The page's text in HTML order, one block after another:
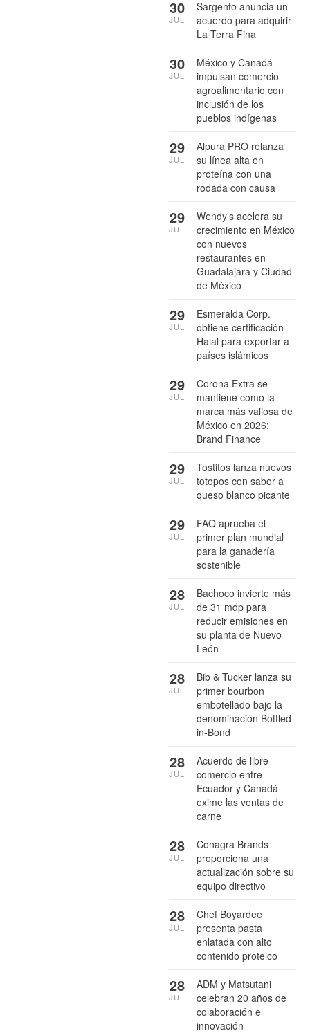
Sargento anuncia un
acuerdo para adquirir
La Terra Fina
30
JUL
México y Canadá
impulsan comercio
agroalimentario con
inclusión de los
pueblos indígenas
30
JUL
Alpura PRO relanza
su línea alta en
proteína con una
rodada con causa
29
JUL
Wendy’s acelera su
crecimiento en México
con nuevos
restaurantes en
Guadalajara y Ciudad
de México
29
JUL
Esmeralda Corp.
obtiene certificación
Halal para exportar a
países islámicos
29
JUL
Corona Extra se
mantiene como la
marca más valiosa de
México en 2026:
Brand Finance
29
JUL
Tostitos lanza nuevos
totopos con sabor a
queso blanco picante
29
JUL
FAO aprueba el
primer plan mundial
para la ganadería
sostenible
29
JUL
Bachoco invierte más
de 31 mdp para
reducir emisiones en
su planta de Nuevo
León
28
JUL
Bib & Tucker lanza su
primer bourbon
embotellado bajo la
denominación Bottled-
in-Bond
28
JUL
Acuerdo de libre
comercio entre
Ecuador y Canadá
exime las ventas de
carne
28
JUL
Conagra Brands
proporciona una
actualización sobre su
equipo directivo
28
JUL
Chef Boyardee
presenta pasta
enlatada con alto
contenido proteico
28
JUL
ADM y Matsutani
celebran 20 años de
colaboración e
innovación
28
JUL